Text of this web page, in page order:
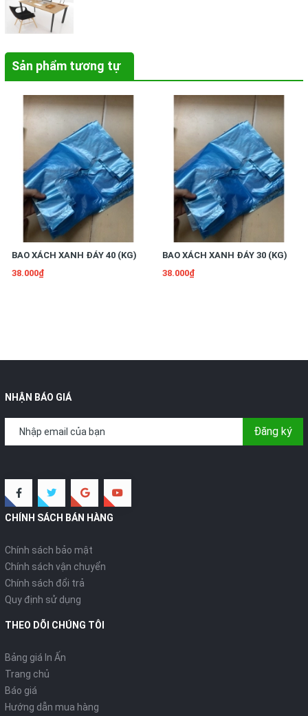
Sản phẩm tương tự
BAO XÁCH XANH ĐÁY 40 (KG)
38.000₫
BAO XÁCH XANH ĐÁY 30 (KG)
38.000₫
NHẬN BÁO GIÁ
Đăng ký
CHÍNH SÁCH BÁN HÀNG
Chính sách bảo mật
Chính sách vận chuyển
Chính sách đổi trả
Quy định sử dụng
THEO DÕI CHÚNG TÔI
Bảng giá In Ấn
Trang chủ
Báo giá
Hướng dẫn mua hàng